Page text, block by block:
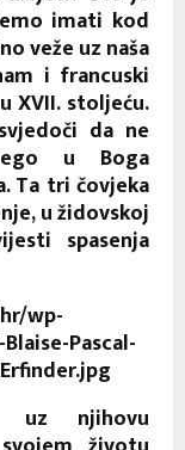
imati kod
veže uz naša
i francuski
XVII. stoljeću.
da ne
u Boga
Ta tri čovjeka
u židovskoj
spasenja
uz njihovu